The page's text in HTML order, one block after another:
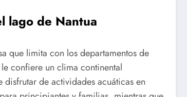
lago de Nantua
que limita con los departamentos de
confiere un clima continental
de actividades acuáticas en